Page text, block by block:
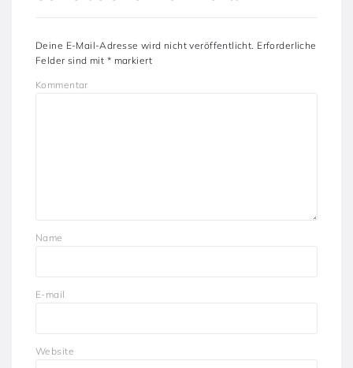
Deine E-Mail-Adresse wird nicht veröffentlicht. Erforderliche
Felder sind mit * markiert
Kommentar
Name
E-mail
Website